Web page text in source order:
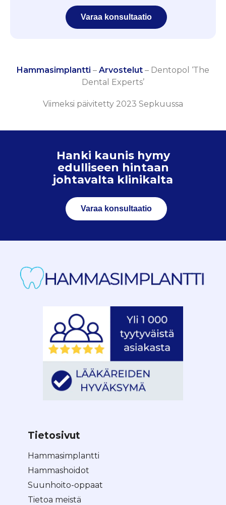
Varaa konsultaatio
Hammasimplantti – Arvostelut – Dentopol ‘The
Dental Experts’
Viimeksi päivitetty 2023 Sepkuussa
Hanki kaunis hymy
edulliseen hintaan
johtavalta klinikalta
Varaa konsultaatio
Tietosivut
Hammasimplantti
Hammashoidot
Suunhoito-oppaat
Tietoa meistä